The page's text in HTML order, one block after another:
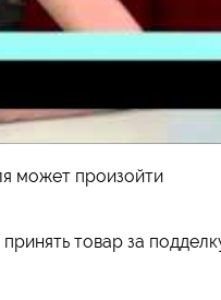
может произойти
товар за